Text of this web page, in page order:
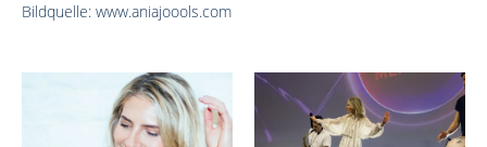
Bildquelle: www.aniajoools.com